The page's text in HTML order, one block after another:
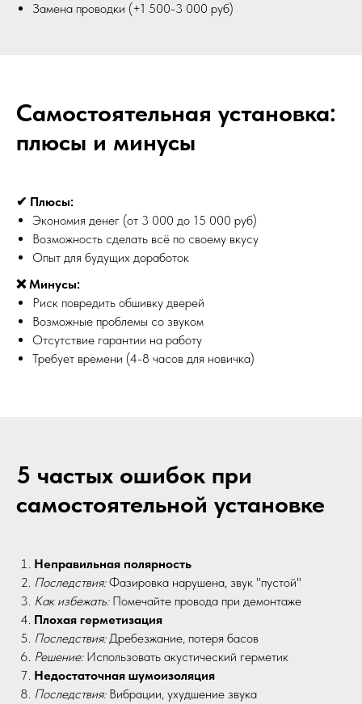
Замена проводки (+1 500-3 000 руб)
Самостоятельная установка:
плюсы и минусы
✔ Плюсы:
Экономия денег (от 3 000 до 15 000 руб)
Возможность сделать всё по своему вкусу
Опыт для будущих доработок
❌ Минусы:
Риск повредить обшивку дверей
Возможные проблемы со звуком
Отсутствие гарантии на работу
Требует времени (4-8 часов для новичка)
5 частых ошибок при
самостоятельной установке
Неправильная полярность
Последствия:Фазировка нарушена, звук "пустой"
Как избежать:Помечайте провода при демонтаже
Плохая герметизация
Последствия:Дребезжание, потеря басов
Решение:Использовать акустический герметик
Недостаточная шумоизоляция
Последствия:Вибрации, ухудшение звука